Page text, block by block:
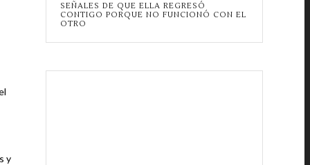
y
SEÑALES DE QUE ELLA REGRESÓ
CONTIGO PORQUE NO FUNCIONÓ CON EL
OTRO